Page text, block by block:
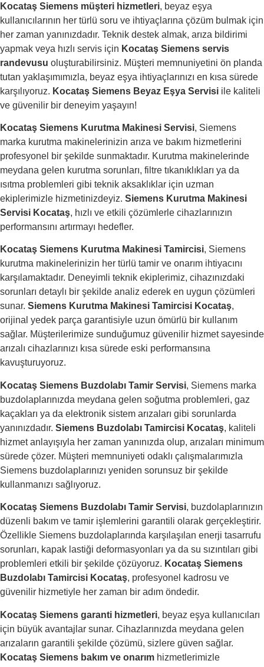
Kocataş Siemens müşteri hizmetleri, beyaz eşya
kullanıcılarının her türlü soru ve ihtiyaçlarına çözüm bulmak için
her zaman yanınızdadır. Teknik destek almak, arıza bildirimi
yapmak veya hızlı servis için Kocataş Siemens servis
randevusu oluşturabilirsiniz. Müşteri memnuniyetini ön planda
tutan yaklaşımımızla, beyaz eşya ihtiyaçlarınızı en kısa sürede
karşılıyoruz. Kocataş Siemens Beyaz Eşya Servisi ile kaliteli
ve güvenilir bir deneyim yaşayın!
Kocataş Siemens Kurutma Makinesi Servisi, Siemens
marka kurutma makinelerinizin arıza ve bakım hizmetlerini
profesyonel bir şekilde sunmaktadır. Kurutma makinelerinde
meydana gelen kurutma sorunları, filtre tıkanıklıkları ya da
ısıtma problemleri gibi teknik aksaklıklar için uzman
ekiplerimizle hizmetinizdeyiz. Siemens Kurutma Makinesi
Servisi Kocataş, hızlı ve etkili çözümlerle cihazlarınızın
performansını artırmayı hedefler.
Kocataş Siemens Kurutma Makinesi Tamircisi, Siemens
kurutma makinelerinizin her türlü tamir ve onarım ihtiyacını
karşılamaktadır. Deneyimli teknik ekiplerimiz, cihazınızdaki
sorunları detaylı bir şekilde analiz ederek en uygun çözümleri
sunar. Siemens Kurutma Makinesi Tamircisi Kocataş,
orijinal yedek parça garantisiyle uzun ömürlü bir kullanım
sağlar. Müşterilerimize sunduğumuz güvenilir hizmet sayesinde
arızalı cihazlarınızı kısa sürede eski performansına
kavuşturuyoruz.
Kocataş Siemens Buzdolabı Tamir Servisi, Siemens marka
buzdolaplarınızda meydana gelen soğutma problemleri, gaz
kaçakları ya da elektronik sistem arızaları gibi sorunlarda
yanınızdadır. Siemens Buzdolabı Tamircisi Kocataş, kaliteli
hizmet anlayışıyla her zaman yanınızda olup, arızaları minimum
sürede çözer. Müşteri memnuniyeti odaklı çalışmalarımızla
Siemens buzdolaplarınızı yeniden sorunsuz bir şekilde
kullanmanızı sağlıyoruz.
Kocataş Siemens Buzdolabı Tamir Servisi, buzdolaplarınızın
düzenli bakım ve tamir işlemlerini garantili olarak gerçekleştirir.
Özellikle Siemens buzdolaplarında karşılaşılan enerji tasarrufu
sorunları, kapak lastiği deformasyonları ya da su sızıntıları gibi
problemleri etkili bir şekilde çözüyoruz. Kocataş Siemens
Buzdolabı Tamircisi Kocataş, profesyonel kadrosu ve
güvenilir hizmetiyle her zaman bir adım öndedir.
Kocataş Siemens garanti hizmetleri, beyaz eşya kullanıcıları
için büyük avantajlar sunar. Cihazlarınızda meydana gelen
arızaların garantili şekilde çözümü, sizlere güven sağlar.
Kocataş Siemens bakım ve onarım hizmetlerimizle